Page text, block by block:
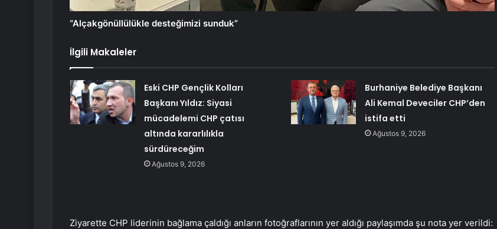
“Alçakgönüllülükle desteğimizi sunduk”
İlgili Makaleler
Eski CHP Gençlik Kolları
Başkanı Yıldız: Siyasi
mücadelemi CHP çatısı
altında kararlılıkla
sürdüreceğim
Ağustos 9, 2026
Burhaniye Belediye Başkanı
Ali Kemal Deveciler CHP’den
istifa etti
Ağustos 9, 2026
Ziyarette CHP liderinin bağlama çaldığı anların fotoğraflarının yer aldığı paylaşımda şu nota yer verildi: